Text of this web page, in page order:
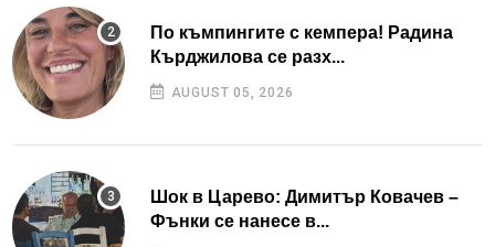
По къмпингите с кемпера! Радина
Кърджилова се разх...
AUGUST 05, 2026
Шок в Царево: Димитър Ковачев –
Фънки се нанесе в...